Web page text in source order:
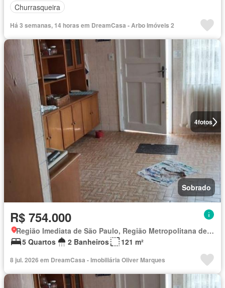
Churrasqueira
Há 3 semanas, 14 horas em DreamCasa - Arbo Imóveis 2
4fotos
Sobrado
R$ 754.000
Região Imediata de São Paulo, Região Metropolitana de São Paulo
5 Quartos
2 Banheiros 121 m²
8 jul. 2026 em DreamCasa - Imobiliária Oliver Marques